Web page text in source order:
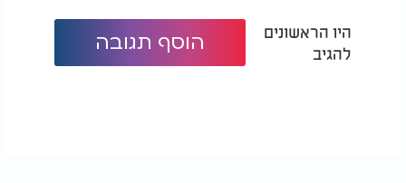
היו הראשונים
להגיב
הוסף תגובה